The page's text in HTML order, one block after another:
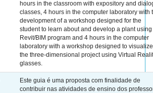
hours in the classroom with expository and
classes, 4 hours in the computer laboratory with
development of a workshop designed for the
student to learn about and develop a plant using
Revit/BIM program and 4 hours in the computer
laboratory with a workshop designed to visualize
the three-dimensional project using Virtual
glasses.
Este guia é uma proposta com finalidade de
contribuir nas atividades de ensino dos